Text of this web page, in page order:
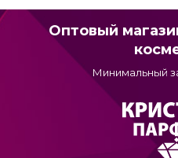
Оптовый
Минимальный